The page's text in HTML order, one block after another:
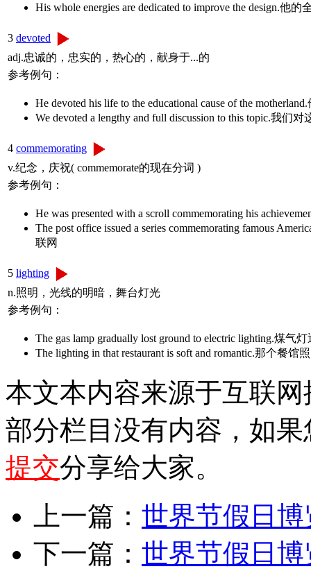
His whole energies are dedicated to improve the design.他
3 devoted
adj.忠诚的，忠实的，热心的，献身于...的
参考例句：
He devoted his life to the educational cause of the
We devoted a lengthy and full discussion to this topic.我们
4 commemorating
v.纪念，庆祝( commemorate的现在分词 )
参考例句：
He was presented with a scroll commemorating his
The post office issued a series commemorating famous
联网
5 lighting
n.照明，光线的明暗，舞台灯光
参考例句：
The gas lamp gradually lost ground to electric lighting.煤气
The lighting in that restaurant is soft and romantic.那个餐馆
本文本内容来源于互联
部分栏目没有内容，如
提交分享给大家。
上一篇： 世界节假日
下一篇： 世界节假日